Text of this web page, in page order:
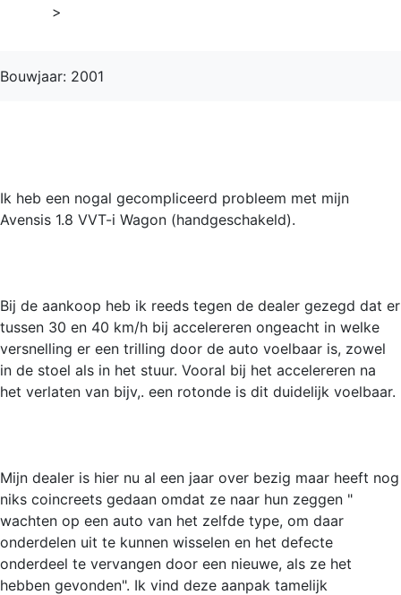
>
Bouwjaar: 2001
Ik heb een nogal gecompliceerd probleem met mijn
Avensis 1.8 VVT-i Wagon (handgeschakeld).
Bij de aankoop heb ik reeds tegen de dealer gezegd dat er
tussen 30 en 40 km/h bij accelereren ongeacht in welke
versnelling er een trilling door de auto voelbaar is, zowel
in de stoel als in het stuur. Vooral bij het accelereren na
het verlaten van bijv,. een rotonde is dit duidelijk voelbaar.
Mijn dealer is hier nu al een jaar over bezig maar heeft nog
niks coincreets gedaan omdat ze naar hun zeggen "
wachten op een auto van het zelfde type, om daar
onderdelen uit te kunnen wisselen en het defecte
onderdeel te vervangen door een nieuwe, als ze het
hebben gevonden". Ik vind deze aanpak tamelijk